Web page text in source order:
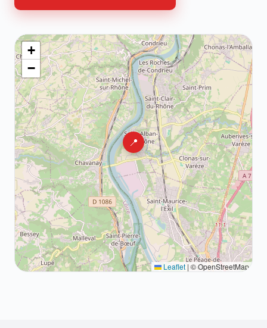
📍
+
−
Leaflet |© OpenStreetMap